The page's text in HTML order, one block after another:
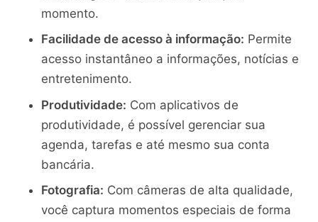
momento.
Facilidade de acesso à informação: Permite
acesso instantâneo a informações, notícias e
entretenimento.
Produtividade: Com aplicativos de
produtividade, é possível gerenciar sua
agenda, tarefas e até mesmo sua conta
bancária.
Fotografia: Com câmeras de alta qualidade,
você captura momentos especiais de forma